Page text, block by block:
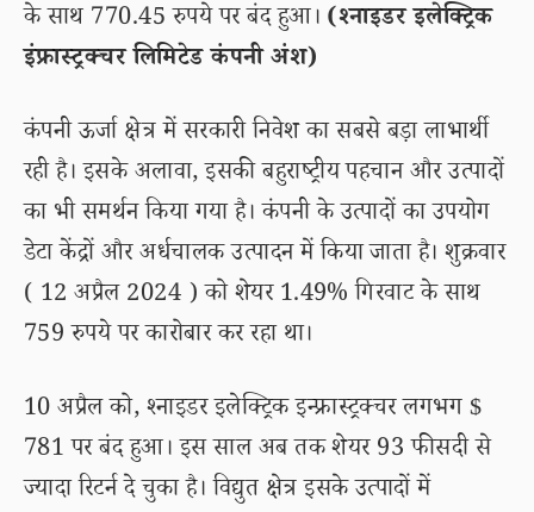
के साथ 770.45 रुपये पर बंद हुआ। (श्नाइडर इलेक्ट्रिक
इंफ्रास्ट्रक्चर लिमिटेड कंपनी अंश)
कंपनी ऊर्जा क्षेत्र में सरकारी निवेश का सबसे बड़ा लाभार्थी
रही है। इसके अलावा, इसकी बहुराष्ट्रीय पहचान और उत्पादों
का भी समर्थन किया गया है। कंपनी के उत्पादों का उपयोग
डेटा केंद्रों और अर्धचालक उत्पादन में किया जाता है। शुक्रवार
( 12 अप्रैल 2024 ) को शेयर 1.49% गिरवाट के साथ
759 रुपये पर कारोबार कर रहा था।
10 अप्रैल को, श्नाइडर इलेक्ट्रिक इन्फ्रास्ट्रक्चर लगभग $
781 पर बंद हुआ। इस साल अब तक शेयर 93 फीसदी से
ज्यादा रिटर्न दे चुका है। विद्युत क्षेत्र इसके उत्पादों में